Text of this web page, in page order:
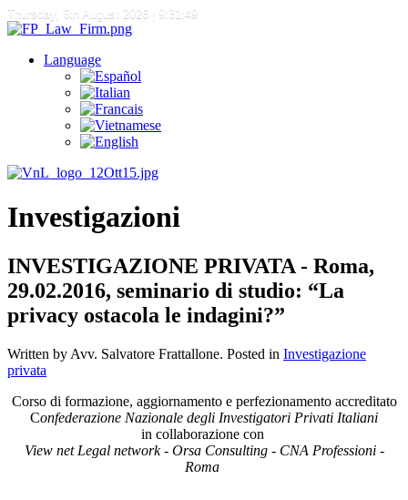
Thursday, 6th August 2026 | 9:31:49
Language
Investigazioni
INVESTIGAZIONE PRIVATA - Roma,
29.02.2016, seminario di studio: “La
privacy ostacola le indagini?”
Written by Avv. Salvatore Frattallone. Posted in Investigazione
privata
Corso di formazione, aggiornamento e perfezionamento accreditato
Confederazione Nazionale degli Investigatori Privati Italiani
in collaborazione con
View net Legal network - Orsa Consulting - CNA Professioni -
Roma